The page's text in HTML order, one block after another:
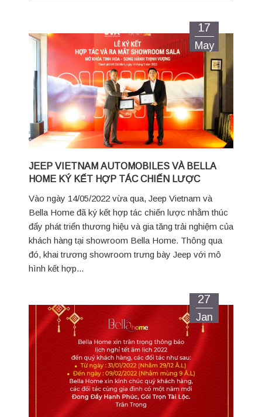
JEEP VIETNAM AUTOMOBILES VÀ BELLA
HOME KÝ KẾT HỢP TÁC CHIẾN LƯỢC
Vào ngày 14/05/2022 vừa qua, Jeep Vietnam và
Bella Home đã ký kết hợp tác chiến lược nhằm thúc
đẩy phát triển thương hiệu và gia tăng trải nghiệm của
khách hàng tại showroom Bella Home. Thông qua
đó, khai trương showroom trưng bày Jeep với mô
hình kết hợp...
17
May
27
Jan